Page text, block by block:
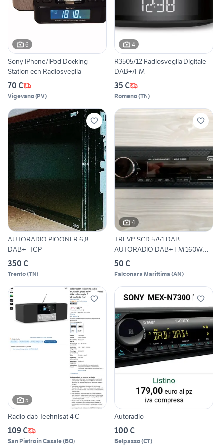
6
Sony iPhone/iPod Docking
Station con Radiosveglia
70 €
Vigevano(PV)
4
R3505/12 Radiosveglia Digitale
DAB+/FM
35 €
Romeno(TN)
AUTORADIO PIOONER 6,8"
DAB+_TOP
350 €
Trento(TN)
4
TREVI® SCD 5751 DAB -
AUTORADIO DAB+ FM 160W
BLUET
50 €
Falconara Marittima (AN)
5
Radio dab Technisat 4 C
109 €
San Pietro in Casale(BO)
Autoradio
100 €
Belpasso(CT)